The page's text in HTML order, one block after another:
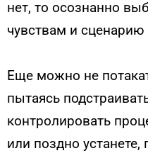
нет, то осознанно
чувствам и сценарию
Еще можно не
пытаясь
контролировать
или поздно устанете,